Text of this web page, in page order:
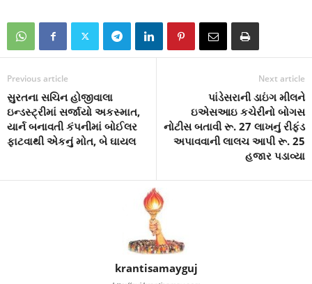
Previous article
સુરતના સચિન હોજીવાલા
ઇન્ડસ્ટ્રીમાં સર્જાયો અકસ્માત,
યાર્ન બનાવતી કંપનીમાં બોઈલર
ફાટવાથી એકનું મોત, બે ઘાયલ
Next article
પાંડેસરાની ડાઇંગ મીલને
ઇએસઆઇ કચેરીનો બોગસ
નોટીસ બતાવી રૂ. 27 લાખનું રીફંડ
અપાવવાની લાલચ આપી રૂ. 25
હજાર પડાવ્યા
krantisamayguj